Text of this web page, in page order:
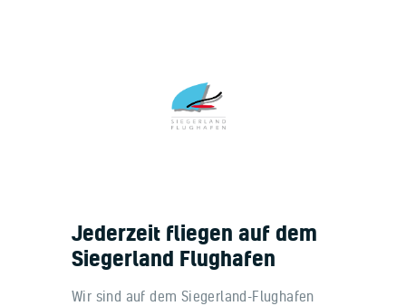
Jederzeit fliegen auf dem
Siegerland Flughafen
Wir sind auf dem Siegerland-Flughafen